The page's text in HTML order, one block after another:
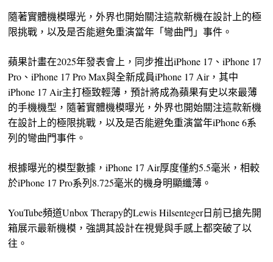
隨著實體機模曝光，外界也開始關注這款新機在設計上的極
限挑戰，以及是否能避免重演當年「彎曲門」事件。
蘋果計畫在2025年發表會上，同步推出iPhone 17、iPhone 17
Pro、iPhone 17 Pro Max與全新成員iPhone 17 Air，其中
iPhone 17 Air主打極致輕薄，預計將成為蘋果有史以來最薄
的手機機型，隨著實體機模曝光，外界也開始關注這款新機
在設計上的極限挑戰，以及是否能避免重演當年iPhone 6系
列的彎曲門事件。
根據曝光的模型數據，iPhone 17 Air厚度僅約5.5毫米，相較
於iPhone 17 Pro系列8.725毫米的機身明顯纖薄。
YouTube頻道Unbox Therapy的Lewis Hilsenteger日前已搶先開
箱展示最新機模，強調其設計在視覺與手感上都突破了以
往。